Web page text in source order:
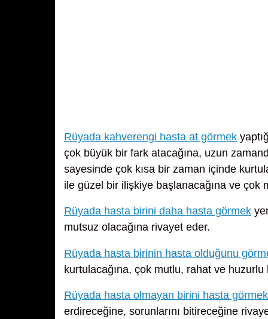
Rüyada kahverengi hasta at görmek
çok büyük bir fark atacağına, uzun
sayesinde çok kısa bir zaman içinde
ile güzel bir ilişkiye başlanacağına ve çok
Rüyada hasta birini daha hasta görmek
mutsuz olacağına rivayet eder.
Rüyada hasta birinin hasta olduğunu
kurtulacağına, çok mutlu, rahat ve
Rüyada hasta olmayan birini hasta görmek
erdireceğine, sorunlarını bitireceğine